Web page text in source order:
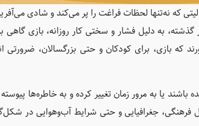
که نه‌تنها لحظات فراغت را پر می‌کند و شادی
به دلیل فشار و سختی کار روزانه، بازی
که بازی، برای کودکان و حتی بزرگسالان، ضرورتی
یا به مرور زمان تغییر کرده و به خاطره‌ها
فرهنگی، جغرافیایی و حتی شرایط آب‌وهوایی در